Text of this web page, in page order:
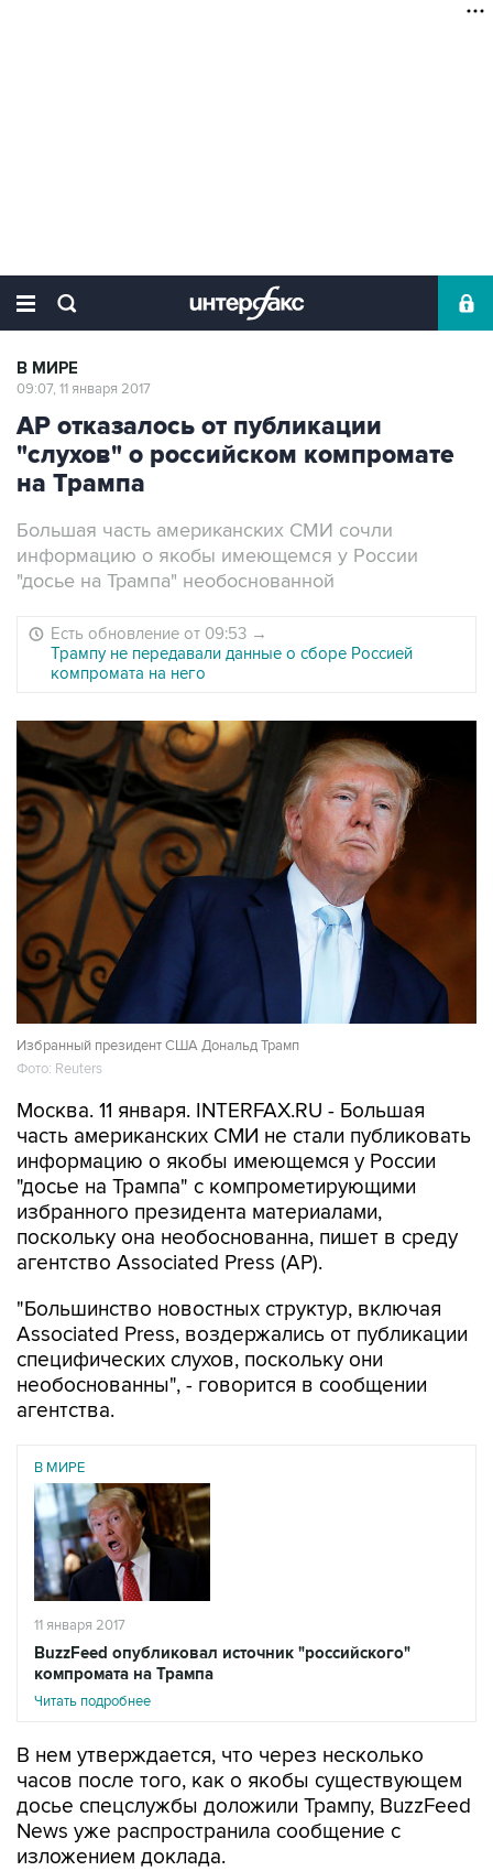
В МИРЕ
09:07, 11 января 2017
AP отказалось от публикации
"слухов" о российском компромате
на Трампа
Большая часть американских СМИ сочли
информацию о якобы имеющемся у России
"досье на Трампа" необоснованной
Есть обновление от 09:53 →
Трампу не передавали данные о сборе Россией
компромата на него
Избранный президент США Дональд Трамп
Фото: Reuters
Москва. 11 января. INTERFAX.RU - Большая
часть американских СМИ не стали публиковать
информацию о якобы имеющемся у России
"досье на Трампа" с компрометирующими
избранного президента материалами,
поскольку она необоснованна, пишет в среду
агентство Associated Press (AP).
"Большинство новостных структур, включая
Associated Press, воздержались от публикации
специфических слухов, поскольку они
необоснованны", - говорится в сообщении
агентства.
В МИРЕ
11 января 2017
BuzzFeed опубликовал источник "российского"
компромата на Трампа
Читать подробнее
В нем утверждается, что через несколько
часов после того, как о якобы существующем
досье спецслужбы доложили Трампу, BuzzFeed
News уже распространила сообщение с
изложением доклада.